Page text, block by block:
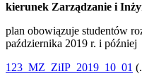
kierunek Zarządzanie i
plan obowiązuje studentów
października 2019 r. i później
123_MZ_ZiIP_2019_10_01